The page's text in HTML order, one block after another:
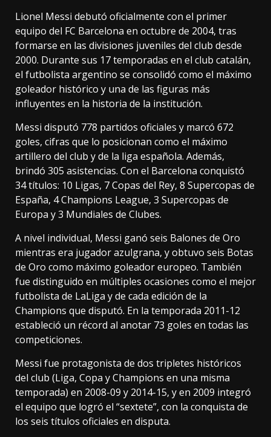
Lionel Messi debutó oficialmente con el primer
equipo del FC Barcelona en octubre de 2004, tras
formarse en las divisiones juveniles del club desde
2000. Durante sus 17 temporadas en el club catalán,
el futbolista argentino se consolidó como el máximo
goleador histórico y una de las figuras más
influyentes en la historia de la institución.
Messi disputó 778 partidos oficiales y marcó 672
goles, cifras que lo posicionan como el máximo
artillero del club y de la liga española. Además,
brindó 305 asistencias. Con el Barcelona conquistó
34 títulos: 10 Ligas, 7 Copas del Rey, 8 Supercopas de
España, 4 Champions League, 3 Supercopas de
Europa y 3 Mundiales de Clubes.
A nivel individual, Messi ganó seis Balones de Oro
mientras era jugador azulgrana, y obtuvo seis Botas
de Oro como máximo goleador europeo. También
fue distinguido en múltiples ocasiones como el mejor
futbolista de LaLiga y de cada edición de la
Champions que disputó. En la temporada 2011-12
estableció un récord al anotar 73 goles en todas las
competiciones.
Messi fue protagonista de dos tripletes históricos
del club (Liga, Copa y Champions en una misma
temporada) en 2008-09 y 2014-15, y en 2009 integró
el equipo que logró el “sextete”, con la conquista de
los seis títulos oficiales en disputa.